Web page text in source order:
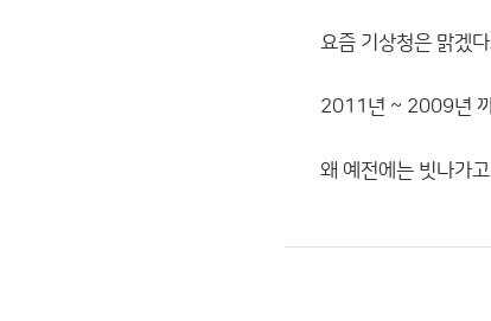
요즘 기상청은 맑겠
2011년 ~ 2009년 까
왜 예전에는 빗나가